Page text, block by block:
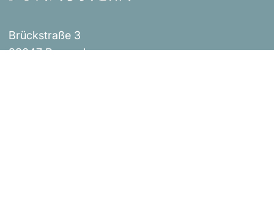
Brückstraße 3
93047 Regensburg